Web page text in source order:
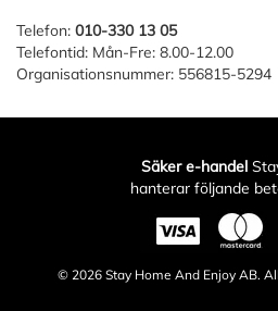
Telefon: 010-330 13 05
Telefontid: Mån-Fre: 8.00-12.00
Organisationsnummer: 556815-5294
Säker e-handel
hanterar följande
© 2026 Stay Home And Enjoy AB.